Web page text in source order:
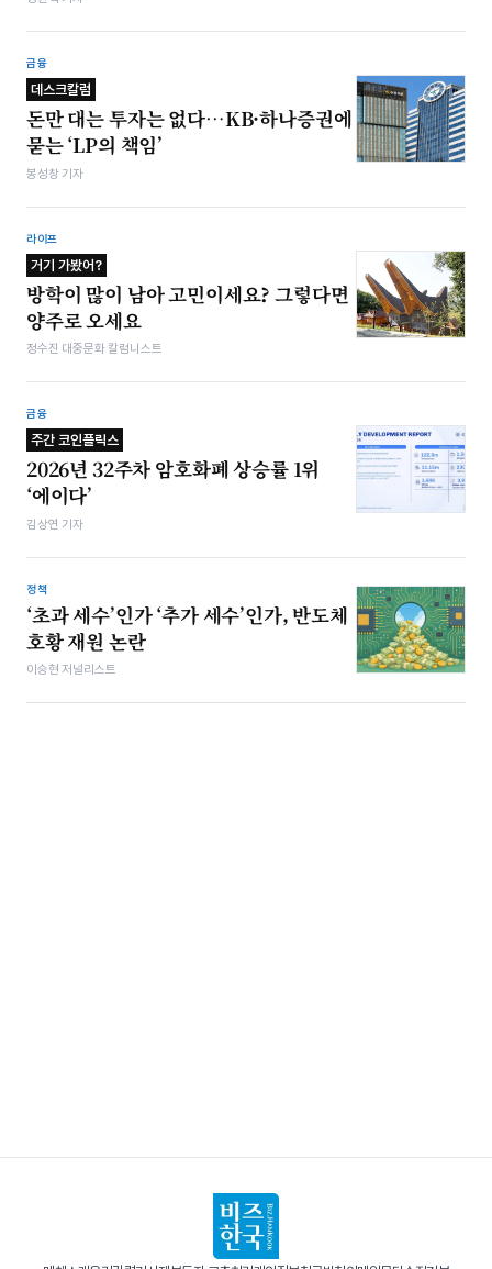
금융
데스크칼럼
돈만 대는 투자는 없다…KB·하나증권에
묻는 ‘LP의 책임’
봉성창 기자
라이프
거기 가봤어?
방학이 많이 남아 고민이세요? 그렇다면
양주로 오세요
정수진 대중문화 칼럼니스트
금융
주간 코인플릭스
2026년 32주차 암호화폐 상승률 1위
‘에이다’
김상연 기자
정책
‘초과 세수’인가 ‘추가 세수’인가, 반도체
호황 재원 논란
이승현 저널리스트